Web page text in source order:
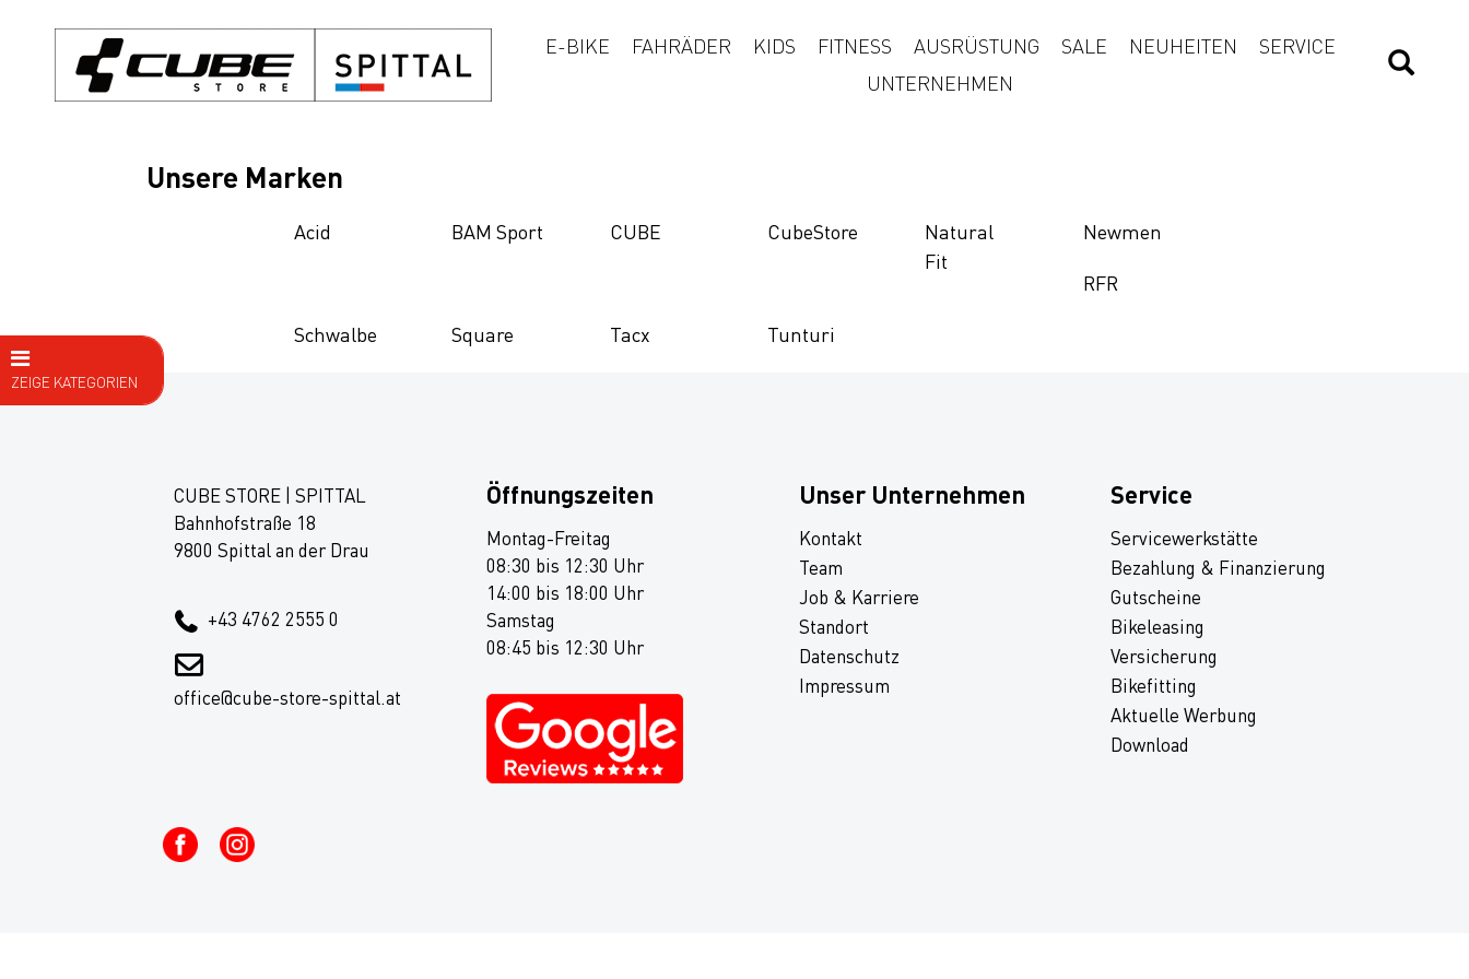
E-BIKE FAHRÄDER KIDS FITNESS AUSRÜSTUNG SALE NEUHEITEN
SERVICE
UNTERNEHMEN
ZEIGE KATEGORIEN
Unsere Marken
Acid BAM Sport CUBE CubeStore
Natural
Fit
Newmen
RFR
Schwalbe Square Tacx Tunturi
CUBE STORE | SPITTAL
Bahnhofstraße 18
9800 Spittal an der Drau
+43 4762 2555 0
office@cube-store-spittal.at
Öffnungszeiten
Montag-Freitag
08:30 bis 12:30 Uhr
14:00 bis 18:00 Uhr
Samstag
08:45 bis 12:30 Uhr
Unser Unternehmen
Kontakt
Team
Job & Karriere
Standort
Datenschutz
Impressum
Service
Servicewerkstätte
Bezahlung & Finanzierung
Gutscheine
Bikeleasing
Versicherung
Bikefitting
Aktuelle Werbung
Download